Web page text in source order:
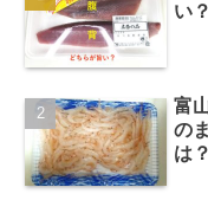
い
富
の
は？